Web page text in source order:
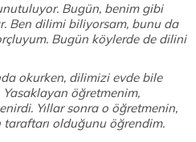
Bugün, benim gibi
Ben dilimi biliyorsam, bunu da
Bugün köylerde de dilini
okurken, dilimizi evde bile
Yasaklayan öğretmenim,
Yıllar sonra o öğretmenin,
taraftarı olduğunu öğrendim.